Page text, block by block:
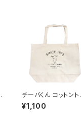
チーバくん コットントー
トバッグ
¥1,100